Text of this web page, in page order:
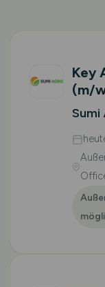
Key
(m/
Sumi